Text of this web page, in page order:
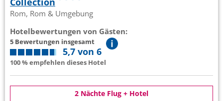
Rom, Rom & Umgebung
Hotelbewertungen von Gästen:
5 Bewertungen insgesamt
5,7 von 6
100 % empfehlen dieses Hotel
2 Nächte Flug + Hotel